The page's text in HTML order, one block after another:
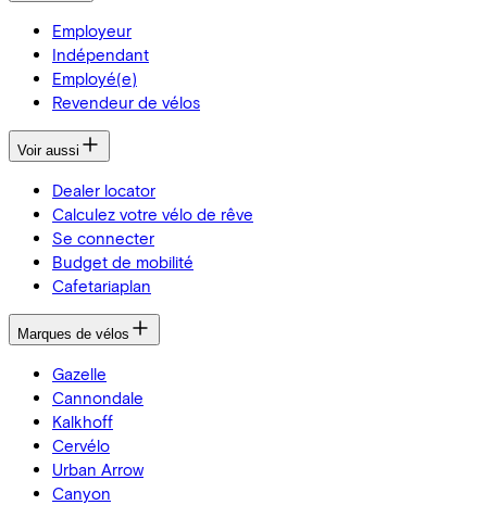
Employeur
Indépendant
Employé(e)
Revendeur de vélos
Voir aussi
Dealer locator
Calculez votre vélo de rêve
Se connecter
Budget de mobilité
Cafetariaplan
Marques de vélos
Gazelle
Cannondale
Kalkhoff
Cervélo
Urban Arrow
Canyon